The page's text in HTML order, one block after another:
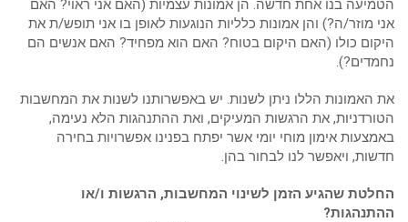
בנו אחת חדשה. הן אמונות עצמיות (האם אני ראוי? האם
מוזר/ה?) והן אמונות כלליות הנוגעות לאופן בו אני תופש/ת את
כולו (האם היקום בטוח? האם הוא מפחיד? האם אנשים הם
האמונות הללו ניתן לשנות. יש באפשרותנו לשנות את המחשבות
את הרגשות המעיקים, ואת ההתנהגות הלא נעימה,
אימון מוחי יומי אשר יפתח בפנינו אפשרויות בחירה
ויאפשר לנו לבחור בהן.
שהגיע הזמן לשינוי המחשבות, הרגשות ו/או